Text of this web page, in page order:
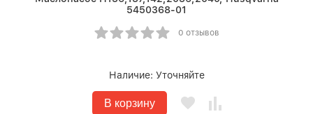
5450368-01
0 отзывов
Наличие: Уточняйте
В корзину